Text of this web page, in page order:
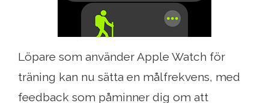
Löpare som använder Apple Watch för
träning kan nu sätta en målfrekvens, med
feedback som påminner dig om att